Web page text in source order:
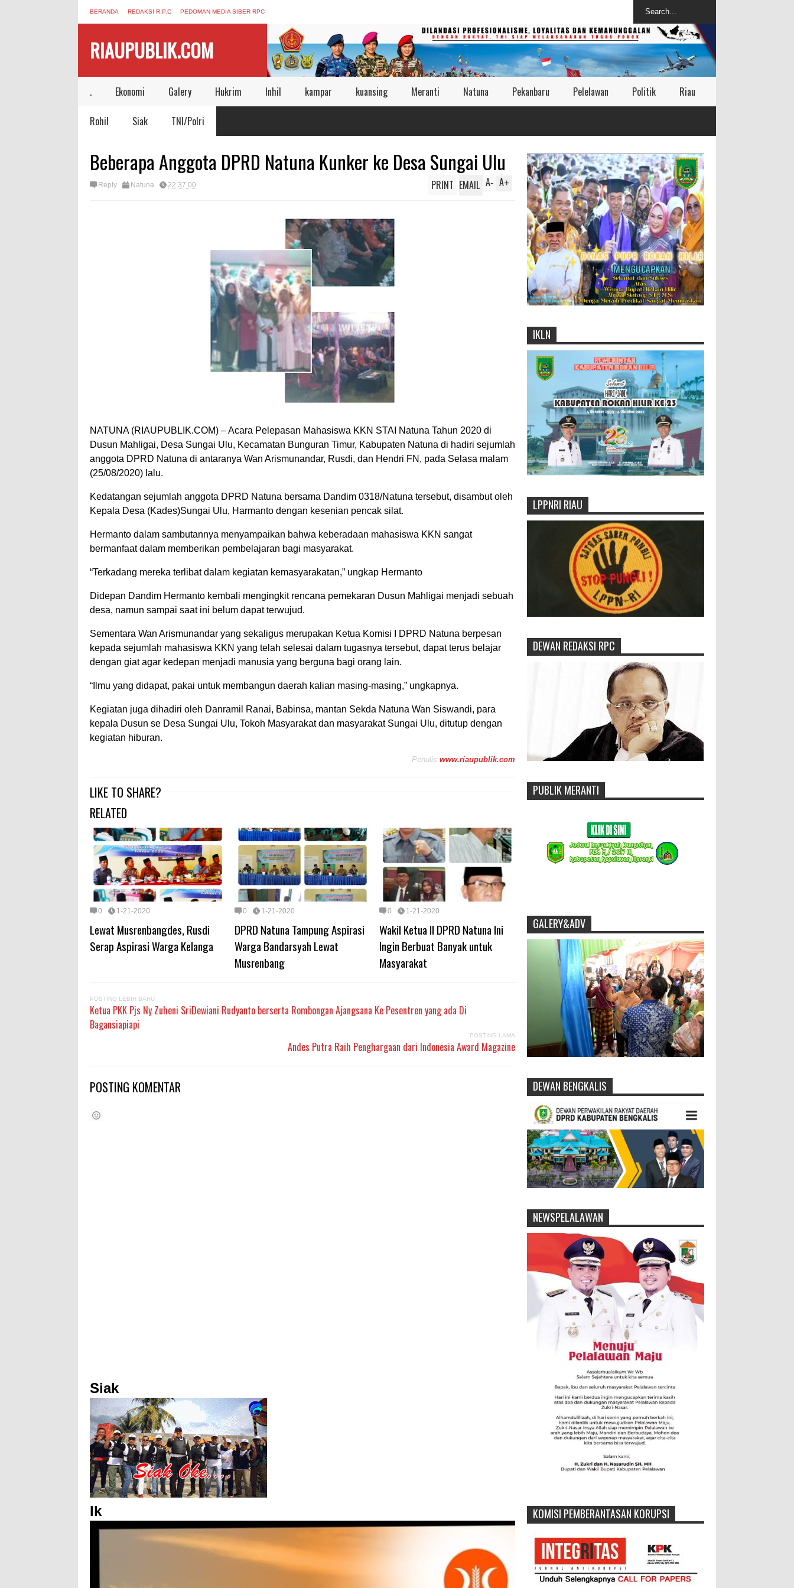
BERANDA REDAKSI R.P.C PEDOMAN MEDIA SIBER RPC
RIAUPUBLIK.COM
. Ekonomi Galery Hukrim Inhil kampar kuansing Meranti Natuna Pekanbaru Pelelawan Politik Riau
Rohil Siak TNI/Polri
Beberapa Anggota DPRD Natuna Kunker ke Desa Sungai Ulu
Reply Natuna 22.37.00 A+
A-
PRINT EMAIL
NATUNA (RIAUPUBLIK.COM) – Acara Pelepasan Mahasiswa KKN STAI Natuna Tahun 2020 di
Dusun Mahligai, Desa Sungai Ulu, Kecamatan Bunguran Timur, Kabupaten Natuna di hadiri sejumlah
anggota DPRD Natuna di antaranya Wan Arismunandar, Rusdi, dan Hendri FN, pada Selasa malam
(25/08/2020) lalu.
Kedatangan sejumlah anggota DPRD Natuna bersama Dandim 0318/Natuna tersebut, disambut oleh
Kepala Desa (Kades)Sungai Ulu, Harmanto dengan kesenian pencak silat.
Hermanto dalam sambutannya menyampaikan bahwa keberadaan mahasiswa KKN sangat
bermanfaat dalam memberikan pembelajaran bagi masyarakat.
“Terkadang mereka terlibat dalam kegiatan kemasyarakatan,” ungkap Hermanto
Didepan Dandim Hermanto kembali mengingkit rencana pemekaran Dusun Mahligai menjadi sebuah
desa, namun sampai saat ini belum dapat terwujud.
Sementara Wan Arismunandar yang sekaligus merupakan Ketua Komisi I DPRD Natuna berpesan
kepada sejumlah mahasiswa KKN yang telah selesai dalam tugasnya tersebut, dapat terus belajar
dengan giat agar kedepan menjadi manusia yang berguna bagi orang lain.
“Ilmu yang didapat, pakai untuk membangun daerah kalian masing-masing,” ungkapnya.
Kegiatan juga dihadiri oleh Danramil Ranai, Babinsa, mantan Sekda Natuna Wan Siswandi, para
kepala Dusun se Desa Sungai Ulu, Tokoh Masyarakat dan masyarakat Sungai Ulu, ditutup dengan
kegiatan hiburan.
Penulis www.riaupublik.com
LIKE TO SHARE?
RELATED
0 1-21-2020
Lewat Musrenbangdes, Rusdi
Serap Aspirasi Warga Kelanga
0 1-21-2020
DPRD Natuna Tampung Aspirasi
Warga Bandarsyah Lewat
Musrenbang
0 1-21-2020
Wakil Ketua II DPRD Natuna Ini
Ingin Berbuat Banyak untuk
Masyarakat
POSTING LEBIH BARU
Ketua PKK Pjs Ny Zuheni SriDewiani Rudyanto berserta Rombongan Ajangsana Ke Pesentren yang ada Di
Bagansiapiapi
POSTING LAMA
Andes Putra Raih Penghargaan dari Indonesia Award Magazine
POSTING KOMENTAR
Siak
Ik
IKLN
LPPNRI RIAU
DEWAN REDAKSI RPC
PUBLIK MERANTI
GALERY&ADV
DEWAN BENGKALIS
NEWSPELALAWAN
KOMISI PEMBERANTASAN KORUPSI